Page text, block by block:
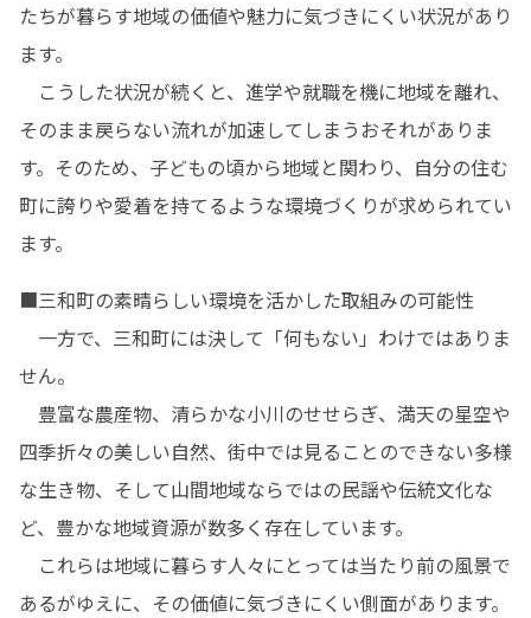
たちが暮らす地域の価値や魅力に気づきにくい状況があり
ます。
こうした状況が続くと、進学や就職を機に地域を離れ、
そのまま戻らない流れが加速してしまうおそれがありま
す。そのため、子どもの頃から地域と関わり、自分の住む
町に誇りや愛着を持てるような環境づくりが求められてい
ます。
■三和町の素晴らしい環境を活かした取組みの可能性
一方で、三和町には決して「何もない」わけではありま
せん。
豊富な農産物、清らかな小川のせせらぎ、満天の星空や
四季折々の美しい自然、街中では見ることのできない多様
な生き物、そして山間地域ならではの民謡や伝統文化な
ど、豊かな地域資源が数多く存在しています。
これらは地域に暮らす人々にとっては当たり前の風景で
あるがゆえに、その価値に気づきにくい側面があります。